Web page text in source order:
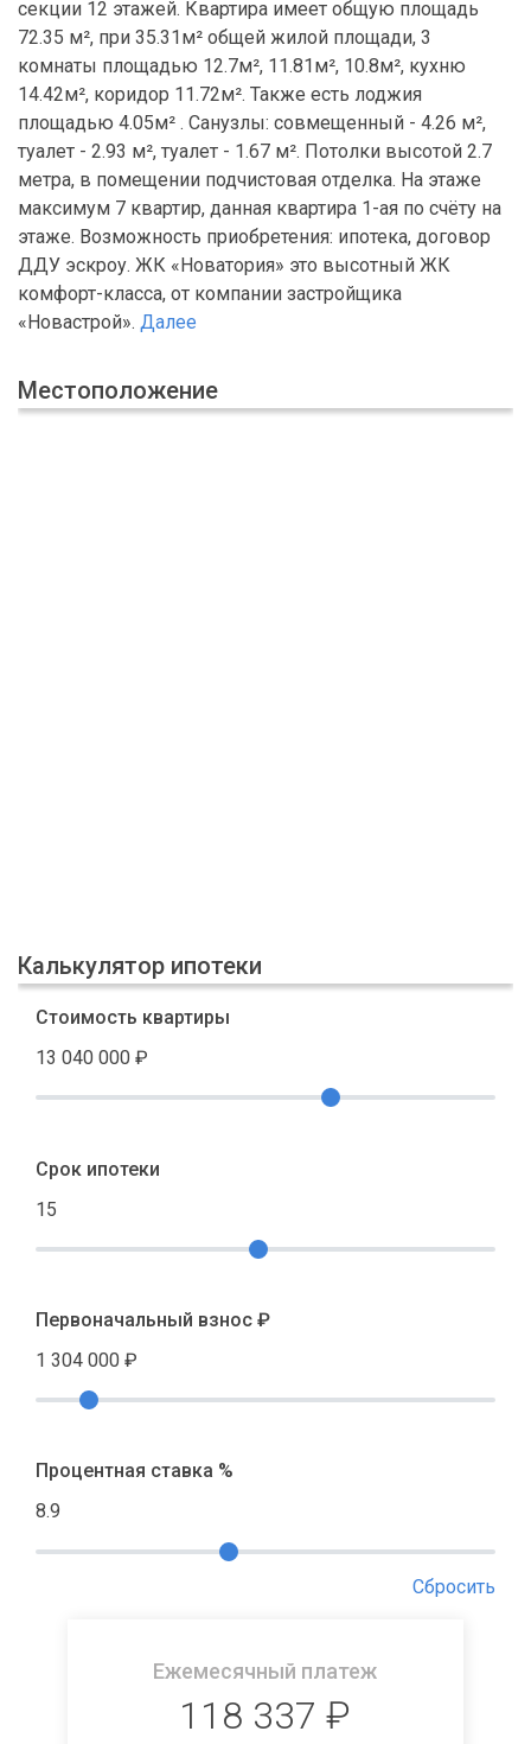
секции 12 этажей. Квартира имеет общую площадь
72.35 м², при 35.31м² общей жилой площади, 3
комнаты площадью 12.7м², 11.81м², 10.8м², кухню
14.42м², коридор 11.72м². Также есть лоджия
площадью 4.05м² . Санузлы: совмещенный - 4.26 м²,
туалет - 2.93 м², туалет - 1.67 м². Потолки высотой 2.7
метра, в помещении подчистовая отделка. На этаже
максимум 7 квартир, данная квартира 1-ая по счёту на
этаже. Возможность приобретения: ипотека, договор
ДДУ эскроу. ЖК «Новатория» это высотный ЖК
комфорт-класса, от компании застройщика
«Новастрой». Далее
Местоположение
Калькулятор ипотеки
Стоимость квартиры
13 040 000 ₽
Срок ипотеки
15
Первоначальный взнос ₽
1 304 000 ₽
Процентная ставка %
8.9
Сбросить
Ежемесячный платеж
118 337 ₽